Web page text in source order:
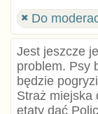
Do
Jest jeszcze
problem. Psy
będzie
Straż miejska
etaty dać